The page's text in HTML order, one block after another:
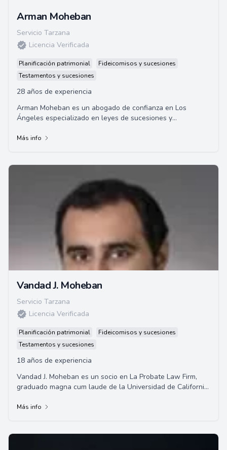
Arman Moheban
Servicio Tarzana
Licencia Verificada
Planificación patrimonial
Fideicomisos y sucesiones
Testamentos y sucesiones
28 años de experiencia
Arman Moheban es un abogado de confianza en Los
Ángeles especializado en leyes de sucesiones y
Más info
Vandad J. Moheban
Servicio Tarzana
Licencia Verificada
Planificación patrimonial
Fideicomisos y sucesiones
Testamentos y sucesiones
18 años de experiencia
Vandad J. Moheban es un socio en La Probate Law Firm,
graduado magna cum laude de la Universidad de California
Más info